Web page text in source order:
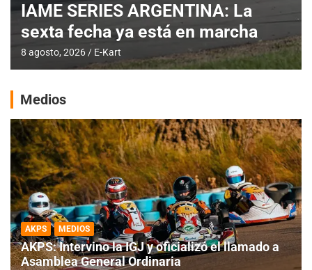
IAME SERIES ARGENTINA: La
sexta fecha ya está en marcha
8 agosto, 2026 E-Kart
Medios
AKPS MEDIOS
AKPS: Intervino la IGJ y oficializó el llamado a
Asamblea General Ordinaria